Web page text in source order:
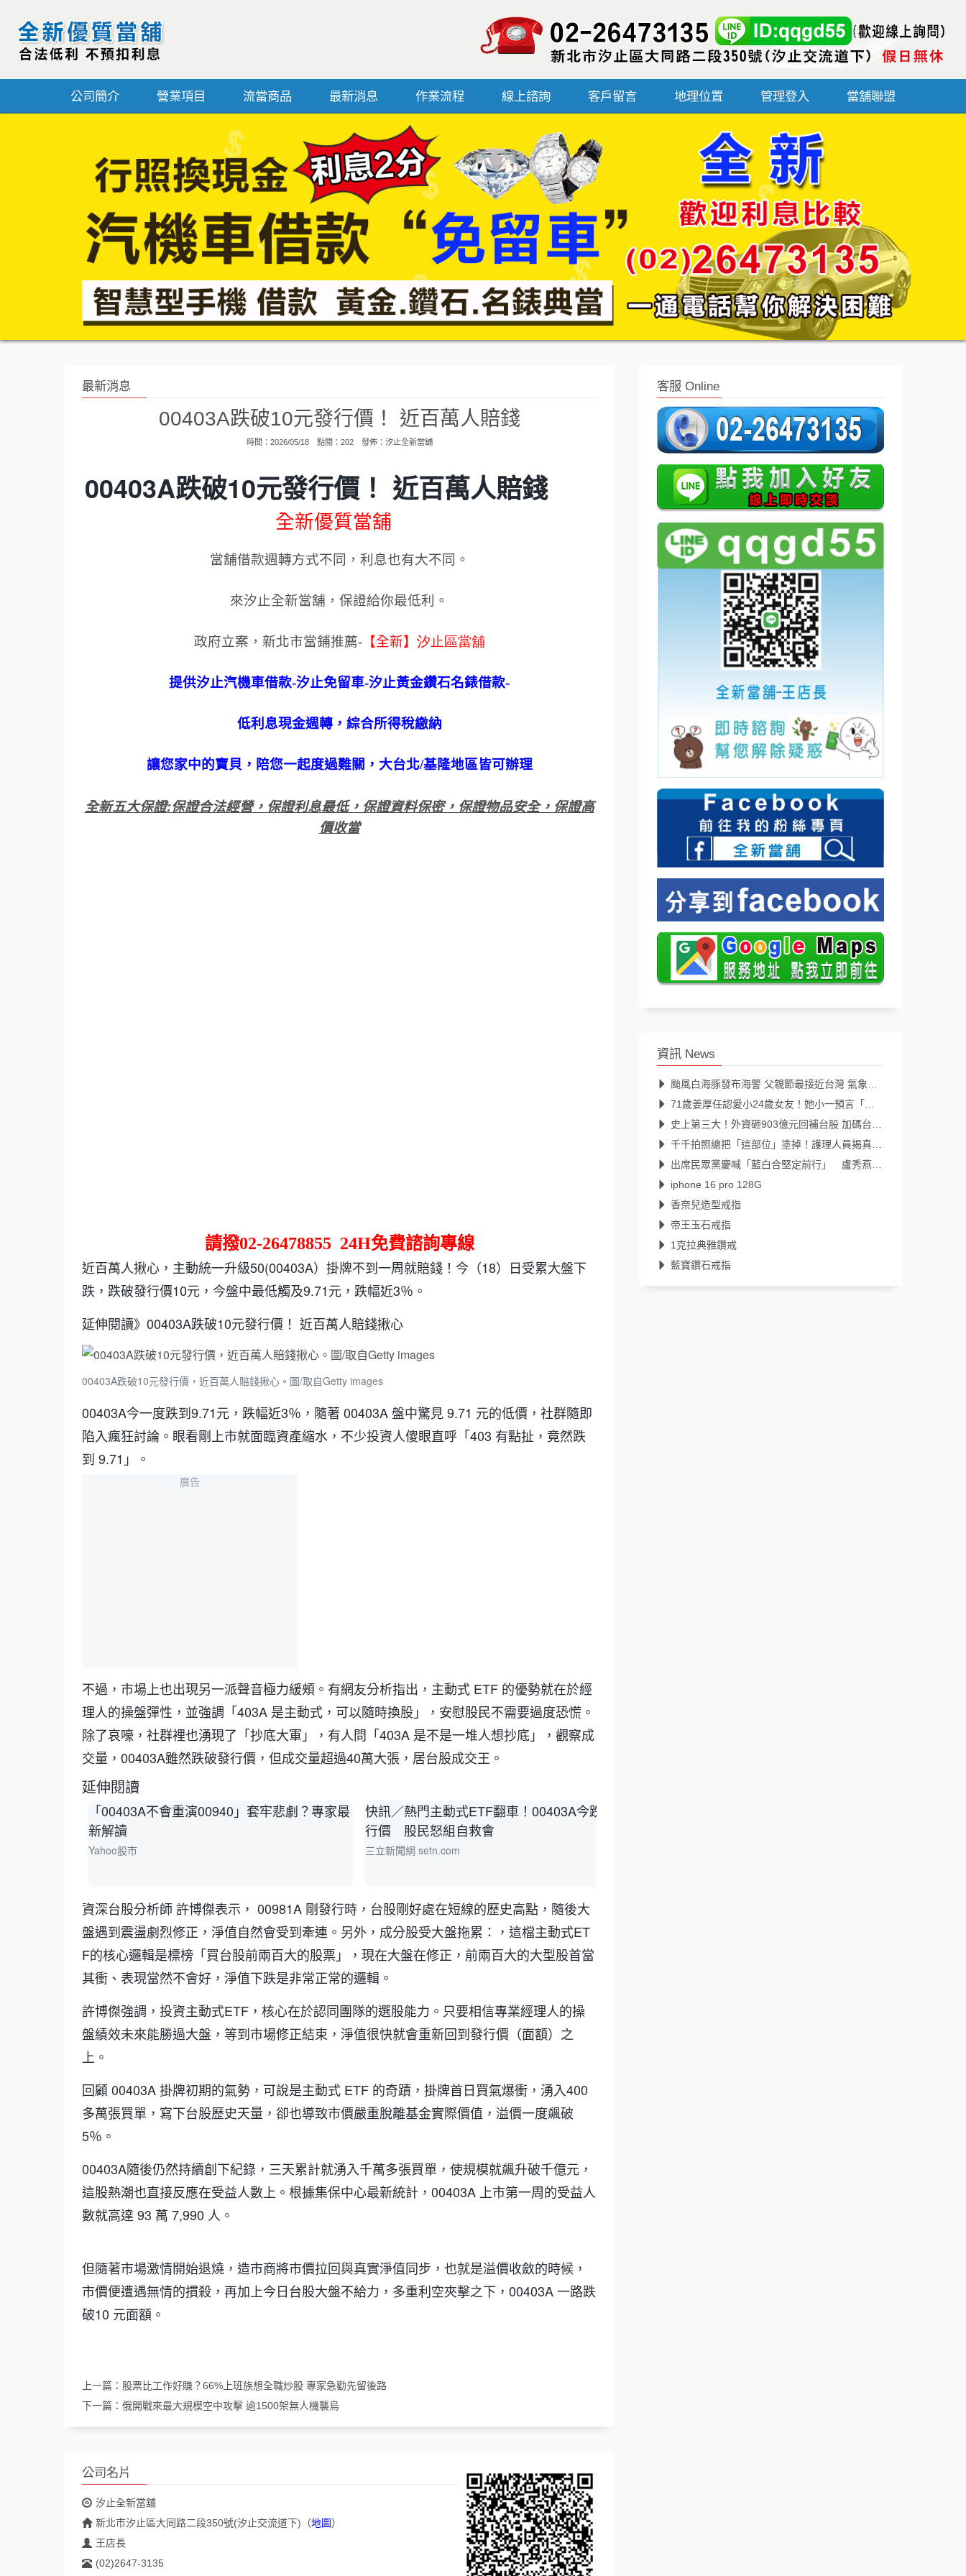
公司簡介 營業項目 流當商品 最新消息 作業流程 線上諮詢 客戶留言 地理位置 管理登入 當舖聯盟
最新消息
00403A跌破10元發行價！ 近百萬人賠錢
時間：2026/05/18 點閱：202 發佈： 汐止全新當舖
00403A跌破10元發行價！ 近百萬人賠錢
全新優質當舖
當舖借款週轉方式不同，利息也有大不同。
來汐止全新當舖，保證給你最低利。
政府立案，新北市當鋪推薦-【全新】 汐止區當舖
提供汐止汽機車借款-汐止免留車-汐止黃金鑽石名錶借款-
低利息現金週轉，綜合所得稅繳納
讓您家中的寶貝，陪您一起度過難關，大台北/基隆地區皆可辦理
全新五大保證:保證合法經營，保證利息最低，保證資料保密，保證物品安全，保證高
價收當
請撥02-26478855 24H免費諮詢專線
近百萬人揪心，主動統一升級50(00403A）掛牌不到一周就賠錢！今（18）日受累大盤下
跌，跌破發行價10元，今盤中最低觸及9.71元，跌幅近3％。
延伸閱讀》00403A跌破10元發行價！ 近百萬人賠錢揪心
00403A跌破10元發行價，近百萬人賠錢揪心。圖/取自Getty images
00403A今一度跌到9.71元，跌幅近3％，隨著 00403A 盤中驚見 9.71 元的低價，社群隨即
陷入瘋狂討論。眼看剛上市就面臨資產縮水，不少投資人傻眼直呼「403 有點扯，竟然跌
到 9.71」。
廣告
不過，市場上也出現另一派聲音極力緩頰。有網友分析指出，主動式 ETF 的優勢就在於經
理人的操盤彈性，並強調「403A 是主動式，可以隨時換股」，安慰股民不需要過度恐慌。
除了哀嚎，社群裡也湧現了「抄底大軍」，有人問「403A 是不是一堆人想抄底」，觀察成
交量，00403A雖然跌破發行價，但成交量超過40萬大張，居台股成交王。
延伸閱讀
「00403A不會重演00940」套牢悲劇？專家最
新解讀
Yahoo股市
快訊／熱門主動式ETF翻車！00403A今跌破發
行價 股民怒組自救會
三立新聞網 setn.com
資深台股分析師 許博傑表示， 00981A 剛發行時，台股剛好處在短線的歷史高點，隨後大
盤遇到震盪劇烈修正，淨值自然會受到牽連。另外，成分股受大盤拖累：，這檔主動式ET
F的核心邏輯是標榜「買台股前兩百大的股票」，現在大盤在修正，前兩百大的大型股首當
其衝、表現當然不會好，淨值下跌是非常正常的邏輯。
許博傑強調，投資主動式ETF，核心在於認同團隊的選股能力。只要相信專業經理人的操
盤績效未來能勝過大盤，等到市場修正結束，淨值很快就會重新回到發行價（面額）之
上。
回顧 00403A 掛牌初期的氣勢，可說是主動式 ETF 的奇蹟，掛牌首日買氣爆衝，湧入400
多萬張買單，寫下台股歷史天量，卻也導致市價嚴重脫離基金實際價值，溢價一度飆破
5％。
00403A隨後仍然持續創下紀錄，三天累計就湧入千萬多張買單，使規模就飆升破千億元，
這股熱潮也直接反應在受益人數上。根據集保中心最新統計，00403A 上市第一周的受益人
數就高達 93 萬 7,990 人。
但隨著市場激情開始退燒，造市商將市價拉回與真實淨值同步，也就是溢價收斂的時候，
市價便遭遇無情的摜殺，再加上今日台股大盤不給力，多重利空夾擊之下，00403A 一路跌
破10 元面額。
上一篇： 股票比工作好賺？66%上班族想全職炒股 專家急勸先留後路
下一篇： 俄開戰來最大規模空中攻擊 逾1500架無人機襲烏
公司名片
汐止全新當舖
新北市汐止區大同路二段350號(汐止交流道下) （地圖）
王店長
(02)2647-3135
客服 Online
資訊 News
颱風白海豚發布海警 父親節最接近台灣 氣象署說明最新颱風路徑、影響範圍
71歲姜厚任認愛小24歲女友！她小一預言「一定會再見」39年後成真
史上第三大！外資砸903億元回補台股 加碼台積電298億元
千千拍照總把「這部位」塗掉！護理人員揭真相：避免惹來不必要麻煩
出席民眾黨慶喊「藍白合堅定前行」 盧秀燕：2026全民倒閣，2028全民倒賴
iphone 16 pro 128G
香奈兒造型戒指
帝王玉石戒指
1克拉典雅鑽戒
藍寶鑽石戒指